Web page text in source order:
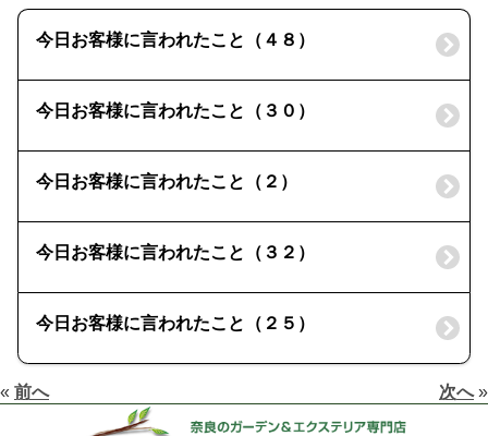
今日お客様に言われたこと（４８）
今日お客様に言われたこと（３０）
今日お客様に言われたこと（２）
今日お客様に言われたこと（３２）
今日お客様に言われたこと（２５）
« 前へ 次へ»